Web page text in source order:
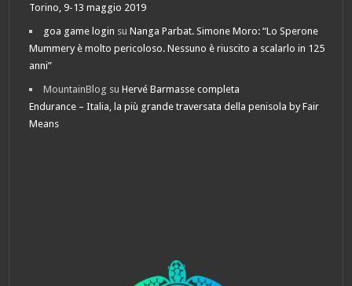
Torino, 9-13 maggio 2019
goa game login suNanga Parbat. Simone Moro: “Lo Sperone
Mummery è molto pericoloso. Nessuno è riuscito a scalarlo in 125
anni”
MountainBlog suHervé Barmasse completa
Endurance – Italia, la più grande traversata della penisola by Fair
Means